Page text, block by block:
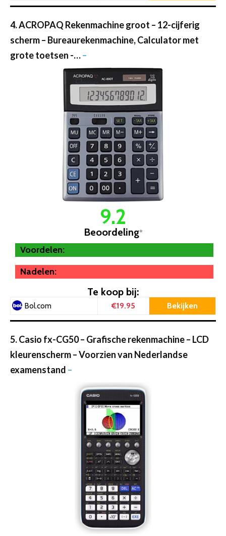
4. ACROPAQ Rekenmachine groot – 12-cijferig
scherm – Bureaurekenmachine, Calculator met
grote toetsen -…–
9.2
Beoordeling*
Voordelen:
Nadelen:
Te koop bij:
Bol.com €19.95 Bekijken
5. Casio fx-CG50 – Grafische rekenmachine – LCD
kleurenscherm – Voorzien van Nederlandse
examenstand –